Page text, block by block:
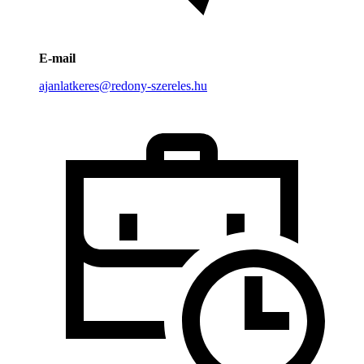
E-mail
ajanlatkeres@redony-szereles.hu